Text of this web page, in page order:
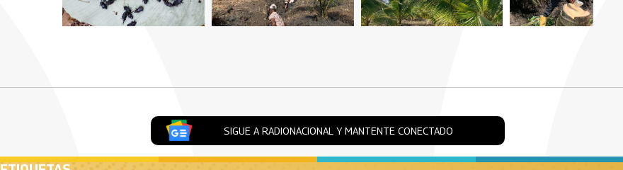
SIGUE A RADIONACIONAL Y MANTENTE CONECTADO